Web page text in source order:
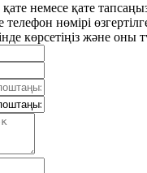
қате немесе қате
нөмірі
көрсетіңіз және оны